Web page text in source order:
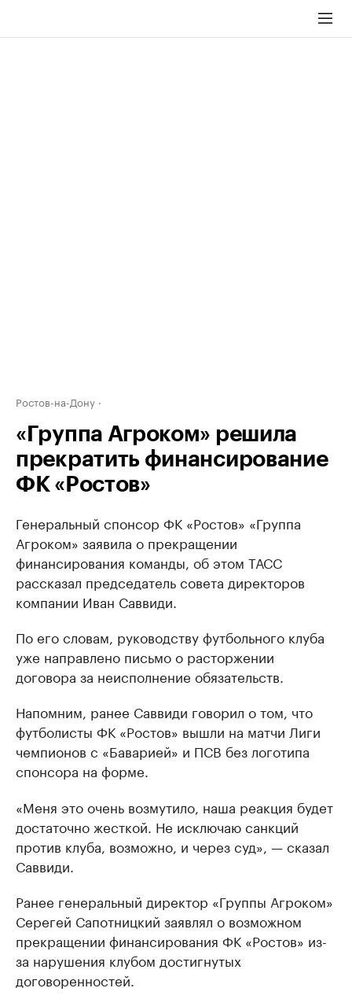
Ростов-на-Дону
«Группа Агроком» решила
прекратить финансирование
ФК «Ростов»
Генеральный спонсор ФК «Ростов» «Группа
Агроком» заявила о прекращении
финансирования команды, об этом ТАСС
рассказал председатель совета директоров
компании Иван Саввиди.
По его словам, руководству футбольного клуба
уже направлено письмо о расторжении
договора за неисполнение обязательств.
Напомним, ранее Саввиди говорил о том, что
футболисты ФК «Ростов» вышли на матчи Лиги
чемпионов с «Баварией» и ПСВ без логотипа
спонсора на форме.
«Меня это очень возмутило, наша реакция будет
достаточно жесткой. Не исключаю санкций
против клуба, возможно, и через суд», — сказал
Саввиди.
Ранее генеральный директор «Группы Агроком»
Серегей Сапотницкий заявлял о возможном
прекращении финансирования ФК «Ростов» из-
за нарушения клубом достигнутых
договоренностей.